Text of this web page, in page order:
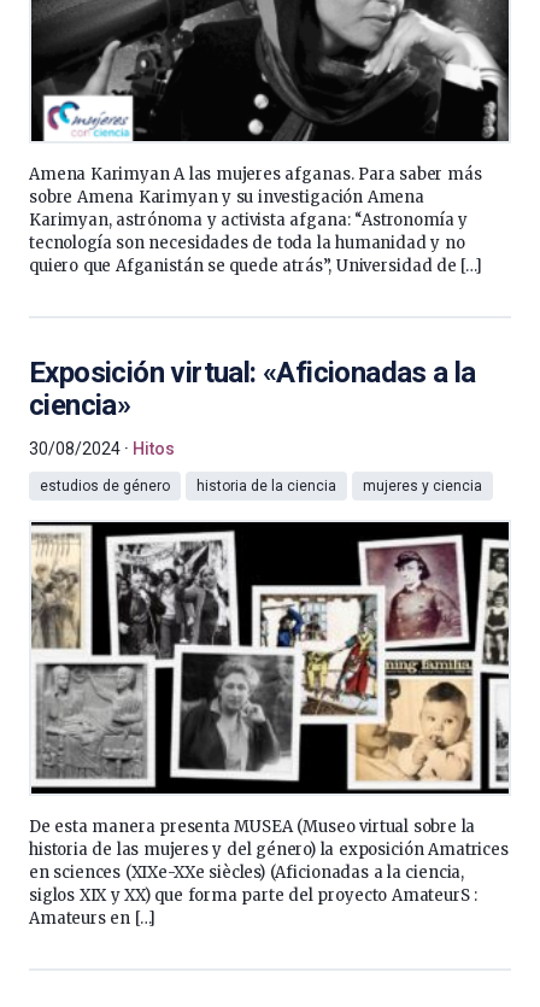
Amena Karimyan A las mujeres afganas. Para saber más
sobre Amena Karimyan y su investigación Amena
Karimyan, astrónoma y activista afgana: “Astronomía y
tecnología son necesidades de toda la humanidad y no
quiero que Afganistán se quede atrás”, Universidad de […]
Exposición virtual: «Aficionadas a la
ciencia»
30/08/2024 Hitos
estudios de género historia de la ciencia mujeres y ciencia
De esta manera presenta MUSEA (Museo virtual sobre la
historia de las mujeres y del género) la exposición Amatrices
en sciences (XIXe-XXe siècles) (Aficionadas a la ciencia,
siglos XIX y XX) que forma parte del proyecto AmateurS :
Amateurs en […]